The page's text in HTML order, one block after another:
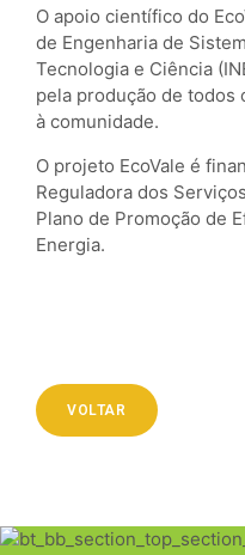
O apoio científico do
de Engenharia de
Tecnologia e Ciência
pela produção de todos
à comunidade.
O projeto EcoVale é
Reguladora dos
Plano de Promoção de
Energia.
VOLTAR